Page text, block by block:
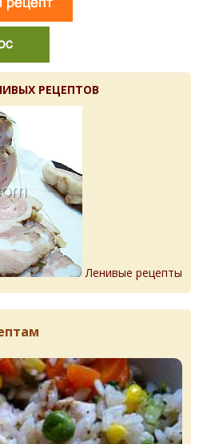
РЕЦЕПТОВ
Ленивые рецепты